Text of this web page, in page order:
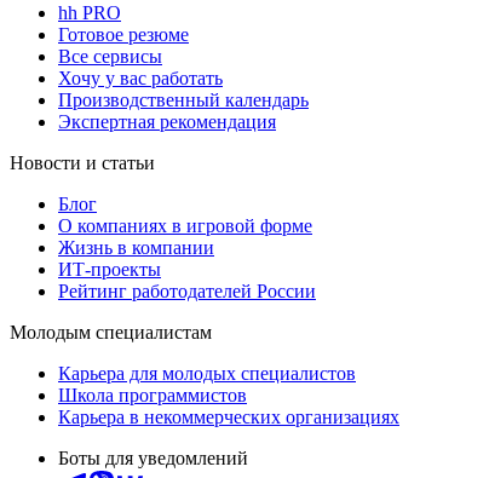
hh PRO
Готовое резюме
Все сервисы
Хочу у вас работать
Производственный календарь
Экспертная рекомендация
Новости и статьи
Блог
О компаниях в игровой форме
Жизнь в компании
ИТ-проекты
Рейтинг работодателей России
Молодым специалистам
Карьера для молодых специалистов
Школа программистов
Карьера в некоммерческих организациях
Боты для уведомлений